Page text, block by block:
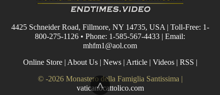
^
4425 Schneider Road, Fillmore, NY 14735, USA | Toll-Free: 1-
800-275-1126 • Phone: 1-585-567-4433 | Email:
mhfm1@aol.com
Online Store| About Us| News| Article| Videos| RSS |
© -2026 Monastero della Famiglia Santissima |
vaticanocattolico.com